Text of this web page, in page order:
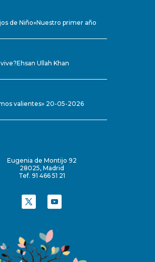
de Niño»Nuestro primer año
Ullah Khan
valientes» 20-05-2026
Eugenia de Montijo 92
28025, Madrid
Tef. 91 466 51 21